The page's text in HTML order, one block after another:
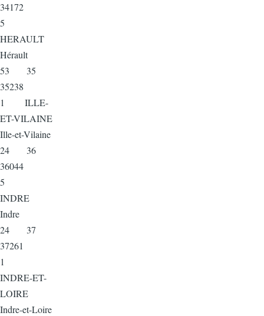
34172
5
HERAULT
Hérault
53 35
35238
1 ILLE-
ET-VILAINE
Ille-et-Vilaine
24 36
36044
5
INDRE
Indre
24 37
37261
1
INDRE-ET-
LOIRE
Indre-et-Loire